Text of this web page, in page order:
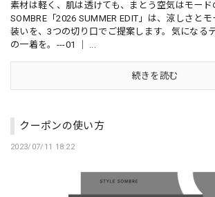
素材は軽く、肌は透けても、まとう空気はモード
SOMBRE「2026 SUMMER EDIT」は、涼しさと
装いを、3つの切り口でご提案します。気になる
の一着を。---01 ｜ ...
続きを読む
クーポンの使い方
2023/07/11 18:22